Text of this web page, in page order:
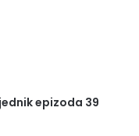
epizoda 39